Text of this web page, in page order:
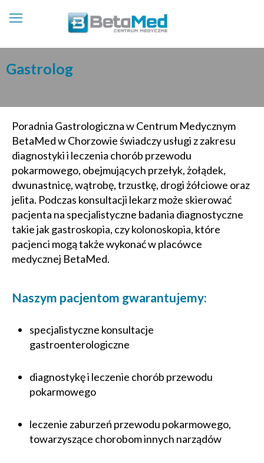
Gastrolog
Poradnia Gastrologiczna w Centrum Medycznym
BetaMed w Chorzowie świadczy usługi z zakresu
diagnostyki i leczenia chorób przewodu
pokarmowego, obejmujących przełyk, żołądek,
dwunastnicę, wątrobę, trzustkę, drogi żółciowe oraz
jelita. Podczas konsultacji lekarz może skierować
pacjenta na specjalistyczne badania diagnostyczne
takie jakgastroskopia, czykolonoskopia, które
pacjenci mogą także wykonać w placówce
medycznej BetaMed.
Naszym pacjentom gwarantujemy:
specjalistyczne konsultacje
gastroenterologiczne
diagnostykę i leczenie chorób przewodu
pokarmowego
leczenie zaburzeń przewodu pokarmowego,
towarzyszące chorobom innych narządów